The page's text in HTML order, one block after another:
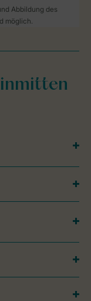
Abbildung des
möglich.
inmitten